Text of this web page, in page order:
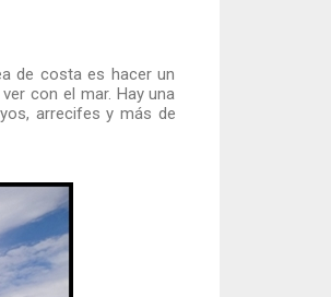
de costa es hacer un
con el mar. Hay una
arrecifes y más de